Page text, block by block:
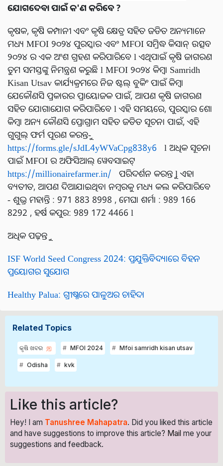
ଯୋଗଦେବା ପାଇଁ କ'ଣ କରିବେ ?
କୃଷକ, କୃଷି କମ୍ପାନୀ ଏବଂ କୃଷି କ୍ଷେତ୍ର ସହିତ ଜଡିତ ଅନ୍ୟମାନେ
ମଧ୍ୟ MFOI ୨୦୨୪ ପୁରସ୍କାର ଏବଂ MFOI ସମ୍ରିଦ୍ଧ କିସାନ୍ ଉତ୍ସବ
୨୦୨୪ ର ଏକ ଅଂଶ ଗ୍ରହଣ କରିପାରିବେ l ଏଥିପାଇଁ କୃଷି ଜାଗରଣ
ତୁମ ସମସ୍ତଙ୍କୁ ନିମନ୍ତ୍ରଣ କରୁଛି l MFOI ୨୦୨୪ କିମ୍ବା Samridh
Kisan Utsav କାର୍ଯ୍ୟକ୍ରମରେ ନିଜ ଷ୍ଟଲ୍ ବୁକିଂ ପାଇଁ କିମ୍ବା
ଯେକୌଣସି ପ୍ରକାରର ପ୍ରାୟୋଜକ ପାଇଁ, ଆପଣ କୃଷି ଜାଗରଣ
ସହିତ ଯୋଗାଯୋଗ କରିପାରିବେ l ଏହି ସମୟରେ, ପୁରସ୍କାର ଶୋ
କିମ୍ବା ଅନ୍ୟ କୌଣସି ପ୍ରୋଗ୍ରାମ ସହିତ ଜଡିତ ସୂଚନା ପାଇଁ, ଏହି
ଗୁଗୁଲ୍ ଫର୍ମ ପୂରଣ କରନ୍ତୁ-
https://forms.gle/sJdL4yWVaCpg838y6 l ଅଧିକ ସୂଚନା
ପାଇଁ MFOI ର ଅଫିସିଆଲ୍ ୱେବସାଇଟ୍
https://millionairefarmer.in/ ପରିଦର୍ଶନ କରନ୍ତୁ l ଏହା
ବ୍ୟତୀତ, ଆପଣ ଦିଆଯାଇଥିବା ନମ୍ବରକୁ ମଧ୍ୟ କଲ କରିପାରିବେ
- ଶୁଭ୍ର ମହାନ୍ତି : 971 883 8998 , ମେଘା ଶର୍ମା : 989 166
8292 , ହର୍ଷ କପୁର: 989 172 4466 l
ଅଧିକ ପଢ଼ନ୍ତୁ
ISF World Seed Congress 2024: ପ୍ରଯୁକ୍ତିବିଦ୍ୟାରେ ବିହନ
ପ୍ରୟୋଗର ସୁଯୋଗ
Healthy Palua: ଗ୍ରୀଷ୍ମରେ ପାଳୁଅର ଚାହିଦା
Related Topics
କୃଷି ଖବର MFOI 2024 Mfoi samridh kisan utsav
Odisha kvk
Like this article?
Hey! I am Tanushree Mahapatra. Did you liked this article
and have suggestions to improve this article? Mail me your
suggestions and feedback.